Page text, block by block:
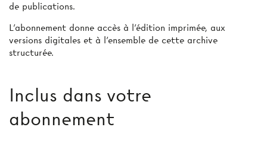
de publications.
L’abonnement donne accès à l'édition imprimée, aux
versions digitales et à l’ensemble de cette archive
structurée.
Inclus dans votre
abonnement